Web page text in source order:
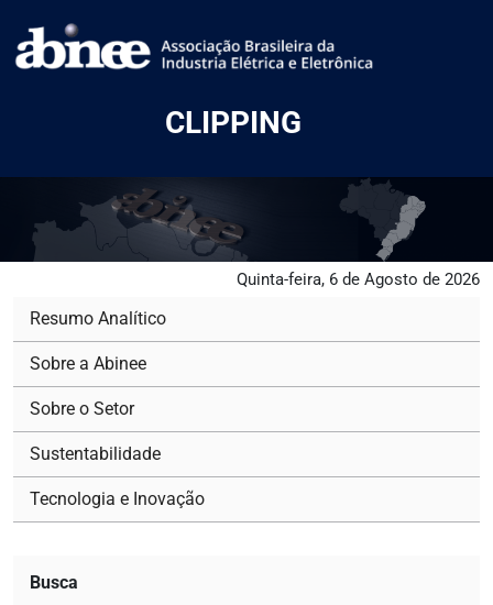
CLIPPING
Quinta-feira, 6 de Agosto de 2026
Resumo Analítico
Sobre a Abinee
Sobre o Setor
Sustentabilidade
Tecnologia e Inovação
Busca